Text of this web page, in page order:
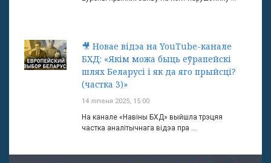
🎥 Новае відэа на YouTube-канале
БХД: «Якім можа быць еўрапейскі
шлях Беларусі і як да яго прыйсці?
(частка 3)»
14 ліпеня 2025, 15:00
На канале «Навіны БХД» выйшла трэцяя
частка аналітычнага відэа пра ...